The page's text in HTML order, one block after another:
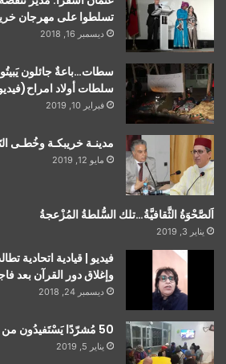
تسلطوا على مهرجان
ديسمبر 16, 2018
سطات…باعةٌ جائلون
سلطات أولاد
فبراير 10, 2019
مدينـة خريبكـة وخُطـى
مايو 12, 2019
اَلصَّحْوَةُ الثَّقافيَّةُ…تلك السُّلطةُ المُزْعجةُ
يناير 3, 2019
فيديو | قيادية اتحادية
وإغلاق دور القرآن بعد
ديسمبر 24, 2018
50 مُشرّدًا يَسْتَفيدُون من “عملية دفء” بخريبكة
يناير 5, 2019